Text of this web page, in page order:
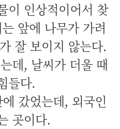
이 인상적이어서 찾
앞에 나무가 가려
잘 보이지 않는다.
데, 날씨가 더울 때
들다.
갔었는데, 외국인
곳이다.